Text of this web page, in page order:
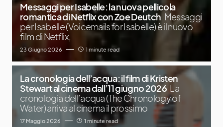
Messaggi per Isabelle: la nuova pellicola
romantica di Netflix con Zoe Deutch Messaggi
per Isabelle (Voicemails for Isabelle) è il nuovo
film di Netflix,
23 Giugno 2026 1 minute read
La cronologia dell’acqua: il film di Kristen
Stewart al cinema dall’11 giugno 2026 La
cronologia dell’acqua (The Chronology of
Water) arriva al cinema il prossimo
17 Maggio 2026 1 minute read